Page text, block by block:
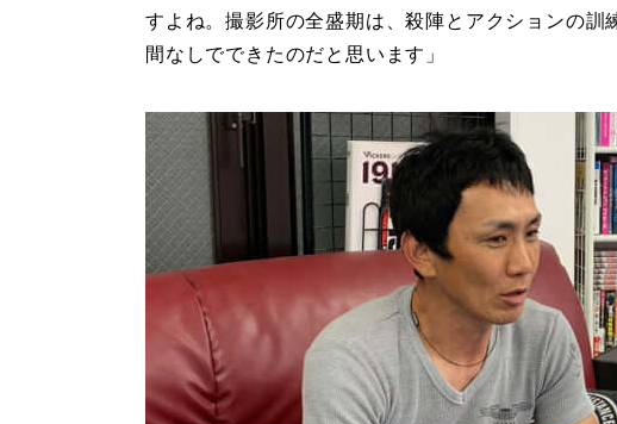
すよね。撮影所の全盛期は、殺陣とアクションの訓
間なしでできたのだと思います」